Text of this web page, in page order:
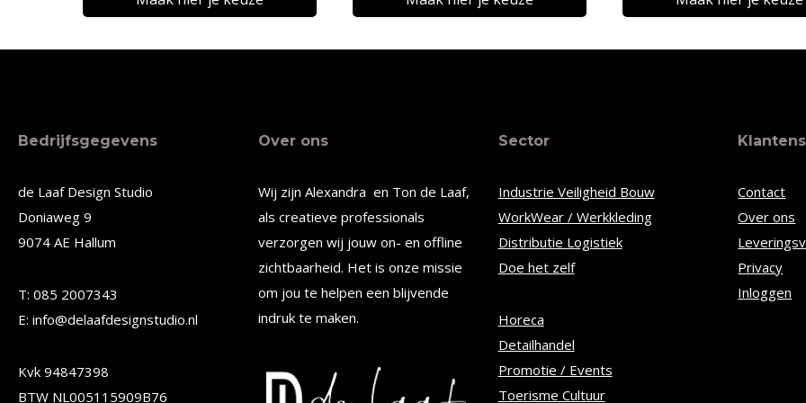
€22,32
variaties.
optie
worden
op
productpagina
optie
gekozen
worden
op
productpagina
€28,94
optie
kan
Bedrijfsgegevens
de Laaf Design Studio
Doniaweg 9
9074 AE Hallum
T: 085 2007343
E: info@delaafdesignstudio.nl
Kvk 94847398
BTW NL005115909B76
Over ons
Wij zijn Alexandra en Ton de Laaf,
als creatieve professionals
verzorgen wij jouw on- en offline
zichtbaarheid. Het is onze missie
om jou te helpen een blijvende
indruk te maken.
Sector
Industrie Veiligheid Bouw
WorkWear / Werkkleding
Distributie Logistiek
Doe het zelf
Horeca
Detailhandel
Promotie / Events
Toerisme Cultuur
Contact
Over ons
Privacy
Inloggen